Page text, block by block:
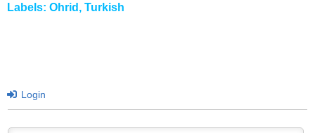
Labels: Ohrid , Turkish
Login